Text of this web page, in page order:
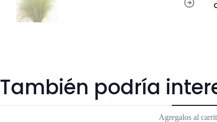
También podría
Agregalos al